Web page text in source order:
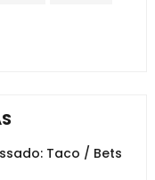
Taco / Bets